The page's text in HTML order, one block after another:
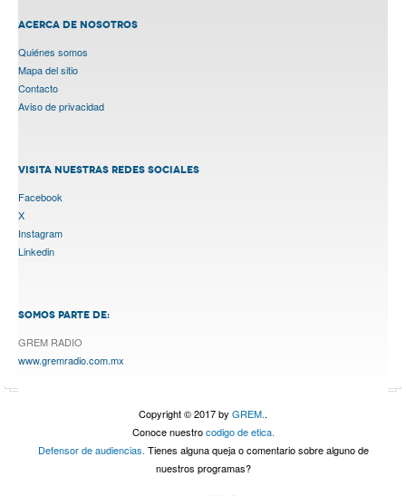
ACERCA DE NOSOTROS
Quiénes somos
Mapa del sitio
Contacto
Aviso de privacidad
VISITA NUESTRAS REDES SOCIALES
Facebook
X
Instagram
Linkedin
SOMOS PARTE DE:
GREM RADIO
www.gremradio.com.mx
Copyright © 2017 by GREM..
Conoce nuestrocodigo de etica.
Defensor de audiencias. Tienes alguna queja o comentario sobre alguno de
nuestros programas?